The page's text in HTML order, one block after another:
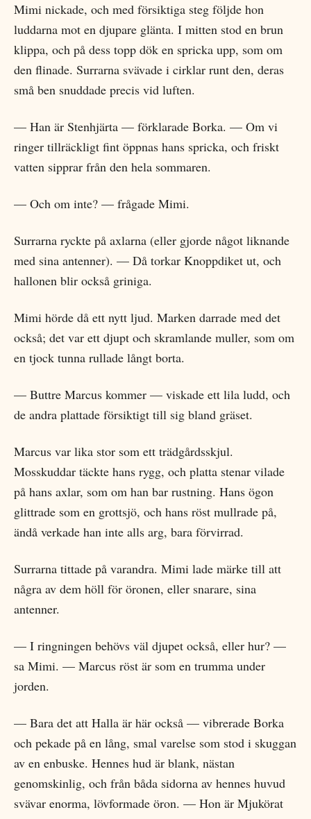
Mimi nickade, och med försiktiga steg följde hon
luddarna mot en djupare glänta. I mitten stod en brun
klippa, och på dess topp dök en spricka upp, som om
den flinade. Surrarna svävade i cirklar runt den, deras
små ben snuddade precis vid luften.
— Han är Stenhjärta — förklarade Borka. — Om vi
ringer tillräckligt fint öppnas hans spricka, och friskt
vatten sipprar från den hela sommaren.
— Och om inte? — frågade Mimi.
Surrarna ryckte på axlarna (eller gjorde något liknande
med sina antenner). — Då torkar Knoppdiket ut, och
hallonen blir också griniga.
Mimi hörde då ett nytt ljud. Marken darrade med det
också; det var ett djupt och skramlande muller, som om
en tjock tunna rullade långt borta.
— Buttre Marcus kommer — viskade ett lila ludd, och
de andra plattade försiktigt till sig bland gräset.
Marcus var lika stor som ett trädgårdsskjul.
Mosskuddar täckte hans rygg, och platta stenar vilade
på hans axlar, som om han bar rustning. Hans ögon
glittrade som en grottsjö, och hans röst mullrade på,
ändå verkade han inte alls arg, bara förvirrad.
Surrarna tittade på varandra. Mimi lade märke till att
några av dem höll för öronen, eller snarare, sina
antenner.
— I ringningen behövs väl djupet också, eller hur? —
sa Mimi. — Marcus röst är som en trumma under
jorden.
— Bara det att Halla är här också — vibrerade Borka
och pekade på en lång, smal varelse som stod i skuggan
av en enbuske. Hennes hud är blank, nästan
genomskinlig, och från båda sidorna av hennes huvud
svävar enorma, lövformade öron. — Hon är Mjukörat